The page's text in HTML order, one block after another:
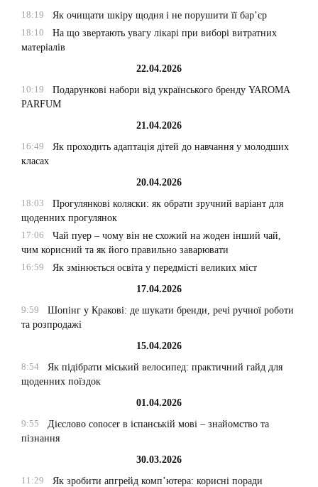
18:19
Як очищати шкіру щодня і не порушити її бар’єр
18:10
На що звертають увагу лікарі при виборі витратних
матеріалів
22.04.2026
10:19
Подарункові набори від українського бренду YAROMA
PARFUM
21.04.2026
16:49
Як проходить адаптація дітей до навчання у молодших
класах
20.04.2026
18:03
Прогулянкові коляски: як обрати зручний варіант для
щоденних прогулянок
17:06
Чай пуер – чому він не схожий на жоден інший чай,
чим корисний та як його правильно заварювати
16:59
Як змінюється освіта у передмісті великих міст
17.04.2026
9:59
Шопінг у Кракові: де шукати бренди, речі ручної роботи
та розпродажі
15.04.2026
8:54
Як підібрати міський велосипед: практичний гайд для
щоденних поїздок
01.04.2026
9:55
Дієслово conocer в іспанській мові – знайомство та
пізнання
30.03.2026
11:29
Як зробити апгрейд комп’ютера: корисні поради